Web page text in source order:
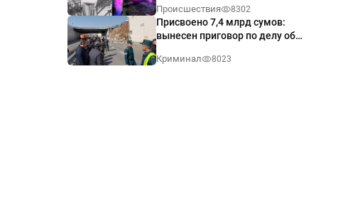
Происшествия 8302
Присвоено 7,4 млрд сумов:
вынесен приговор по делу об
Ташкенте
Криминал 8023